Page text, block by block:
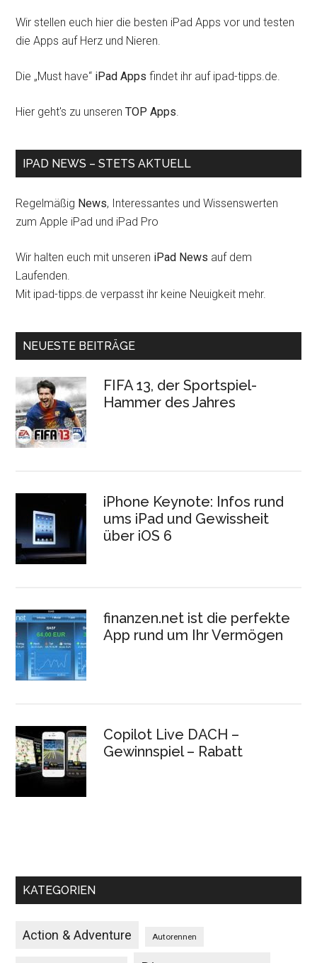
Wir stellen euch hier die besten iPad Apps vor und testen
die Apps auf Herz und Nieren.
Die „Must have“ iPad Apps findet ihr auf ipad-tipps.de.
Hier geht's zu unserenTOP Apps.
IPAD NEWS – STETS AKTUELL
Regelmäßig News, Interessantes und Wissenswerten
zum Apple iPad und iPad Pro
Wir halten euch mit unseren iPad News auf dem
Laufenden.
Mit ipad-tipps.de verpasst ihr keine Neuigkeit mehr.
NEUESTE BEITRÄGE
FIFA 13, der Sportspiel-
Hammer des Jahres
iPhone Keynote: Infos rund
ums iPad und Gewissheit
über iOS 6
finanzen.net ist die perfekte
App rund um Ihr Vermögen
Copilot Live DACH –
Gewinnspiel – Rabatt
KATEGORIEN
Action & Adventure Autorennen